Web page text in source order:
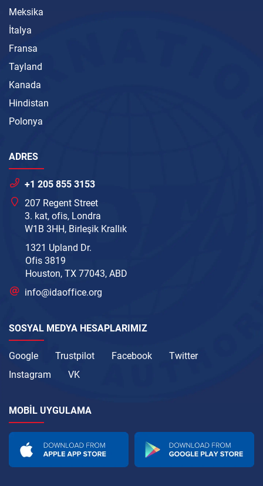
Meksika
İtalya
Fransa
Tayland
Kanada
Hindistan
Polonya
ADRES
+1 205 855 3153
207 Regent Street
3. kat, ofis, Londra
W1B 3HH, Birleşik Krallık
1321 Upland Dr.
Ofis 3819
Houston, TX 77043, ABD
info@idaoffice.org
SOSYAL MEDYA HESAPLARIMIZ
Google Trustpilot Facebook
Twitter
Instagram
VK
MOBIL UYGULAMA